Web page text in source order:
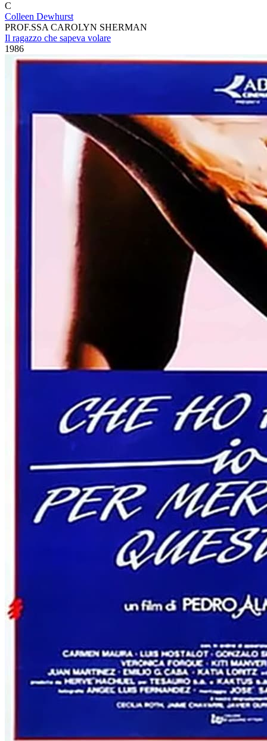
C
Colleen Dewhurst
PROF.SSA CAROLYN SHERMAN
Il ragazzo che sapeva volare
1986